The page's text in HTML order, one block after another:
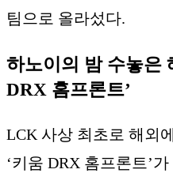
팀으로 올라섰다.
하노이의 밤 수놓은
DRX 홈프론트’
LCK 사상 최초로 해외
‘키움 DRX 홈프론트’